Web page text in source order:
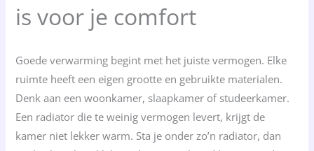
is voor je comfort
Goede verwarming begint met het juiste vermogen. Elke
ruimte heeft een eigen grootte en gebruikte materialen.
Denk aan een woonkamer, slaapkamer of studeerkamer.
Een radiator die te weinig vermogen levert, krijgt de
kamer niet lekker warm. Sta je onder zo’n radiator, dan